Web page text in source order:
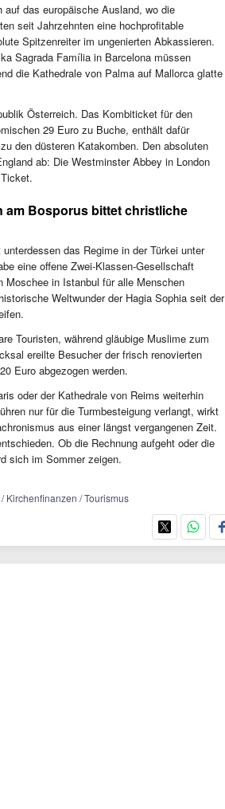
das europäische Ausland, wo die
seit Jahrzehnten eine hochprofitable
Spitzenreiter im ungenierten Abkassieren.
Sagrada Família in Barcelona müssen
die Kathedrale von Palma auf Mallorca glatte
Österreich. Das Kombiticket für den
29 Euro zu Buche, enthält dafür
den düsteren Katakomben. Den absoluten
ab: Die Westminster Abbey in London
am Bosporus bittet christliche
das Regime in der Türkei unter
eine offene Zwei-Klassen-Gesellschaft
Moschee in Istanbul für alle Menschen
Weltwunder der Hagia Sophia seit der
Touristen, während gläubige Muslime zum
ereilte Besucher der frisch renovierten
Euro abgezogen werden.
oder der Kathedrale von Reims weiterhin
nur für die Turmbesteigung verlangt, wirkt
aus einer längst vergangenen Zeit.
Ob die Rechnung aufgeht oder die
sich im Sommer zeigen.
Kirchenfinanzen / Tourismus